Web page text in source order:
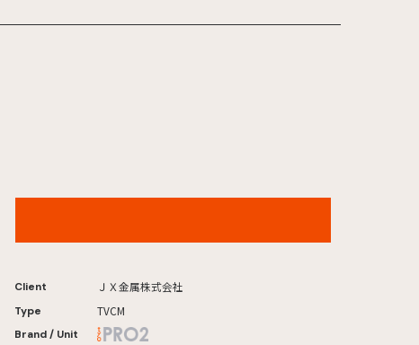
Client ＪＸ金属株式会社
Type TVCM
Brand / Unit